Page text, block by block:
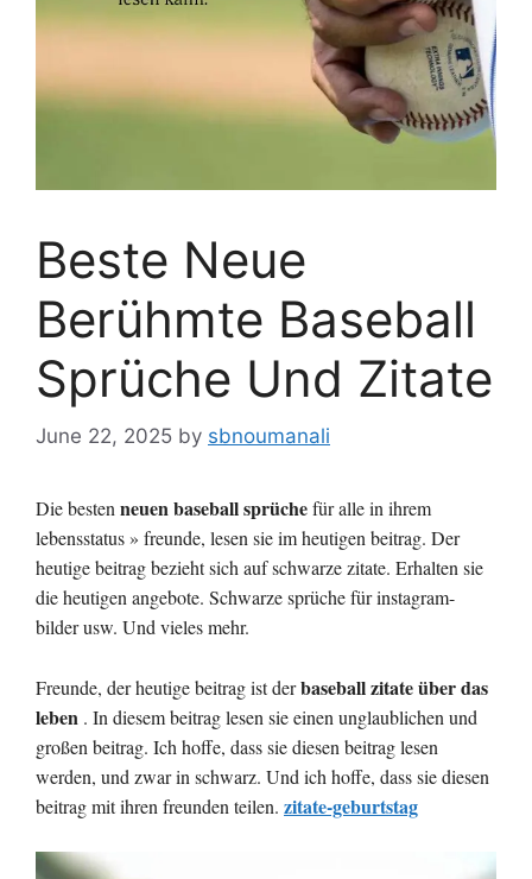
Beste Neue
Berühmte Baseball
Sprüche Und Zitate
June 22, 2025 by sbnoumanali
Die bestenneuen baseball sprüchefür alle in ihrem
lebensstatus » freunde, lesen sie im heutigen beitrag. Der
heutige beitrag bezieht sich auf schwarze zitate. Erhalten sie
die heutigen angebote. Schwarze sprüche für instagram-
bilder usw. Und vieles mehr.
Freunde, der heutige beitrag ist derbaseball zitate über das
leben . In diesem beitrag lesen sie einen unglaublichen und
großen beitrag. Ich hoffe, dass sie diesen beitrag lesen
werden, und zwar in schwarz. Und ich hoffe, dass sie diesen
beitrag mit ihren freunden teilen. zitate-geburtstag